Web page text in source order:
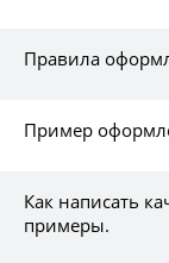
Правила
Пример
Как написать
примеры.